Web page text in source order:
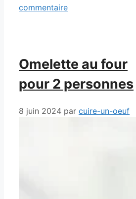
commentaire
Omelette au four
pour 2 personnes
8 juin 2024 par cuire-un-oeuf